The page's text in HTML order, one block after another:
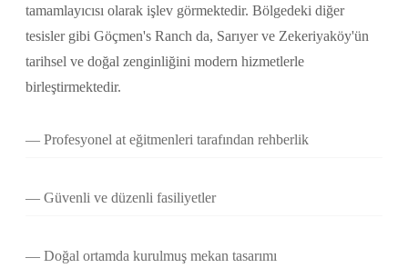
tamamlayıcısı olarak işlev görmektedir. Bölgedeki diğer
tesisler gibi Göçmen's Ranch da, Sarıyer ve Zekeriyaköy'ün
tarihsel ve doğal zenginliğini modern hizmetlerle
birleştirmektedir.
Profesyonel at eğitmenleri tarafından rehberlik
Güvenli ve düzenli fasiliyetler
Doğal ortamda kurulmuş mekan tasarımı